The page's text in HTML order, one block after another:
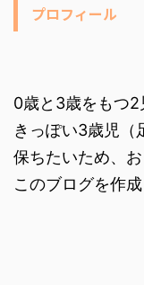
プロフィール
0歳と3歳をもつ
きっぽい3歳児（
保ちたいため、
このブログを作成